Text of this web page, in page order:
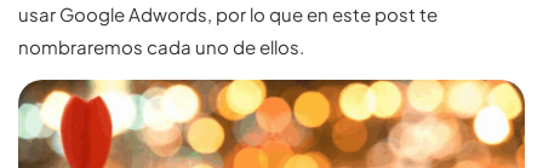
usar Google Adwords, por lo que en este post te
nombraremos cada uno de ellos.